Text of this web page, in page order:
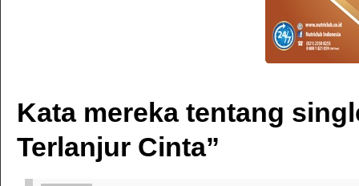
Kata mereka tentang
Terlanjur Cinta”